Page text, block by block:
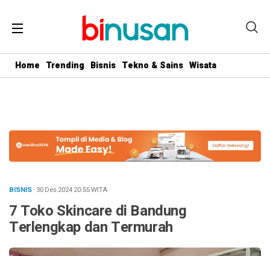
center} #geserkiri, #geserkanan { display: none } .totalpembaca {
display: none }
Home Trending Bisnis Tekno & Sains Wisata
BISNIS· 30 Des 202420:55WITA·
7 Toko Skincare di Bandung
Terlengkap dan Termurah